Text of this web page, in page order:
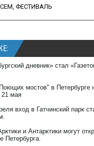
, ФЕСТИВАЛЬ
дневник» стал
мостов" в Петербурге
21 мая
вход в Гатчинский парк
и Антарктики могут
Петербурга.